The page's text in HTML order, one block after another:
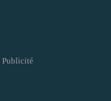
Publicité